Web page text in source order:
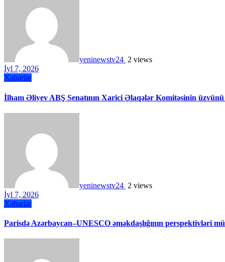
yeninewstv24 2 views
İyl 7, 2026
Xəbərlər
İlham Əliyev ABŞ Senatının Xarici Əlaqələr Komitəsinin
yeninewstv24 2 views
İyl 7, 2026
Xəbərlər
Parisdə Azərbaycan–UNESCO əməkdaşlığının perspektivləri